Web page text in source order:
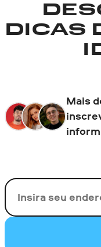
DICAS
Mais
Seu e-mail